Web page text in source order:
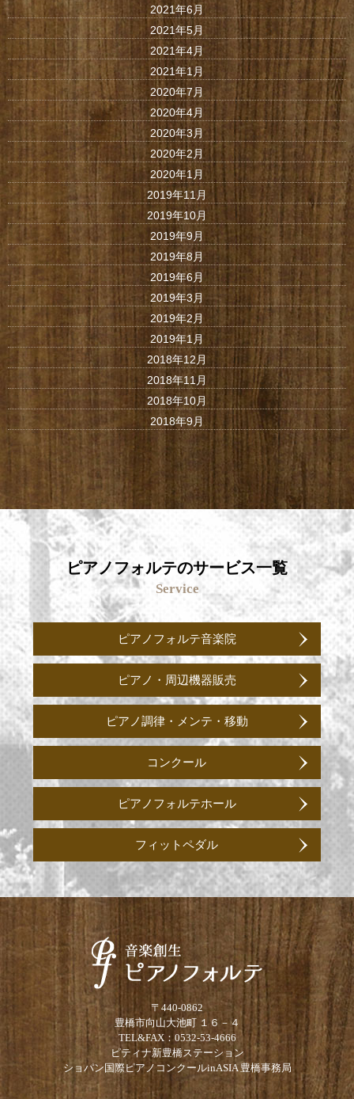
2021年6月
2021年5月
2021年4月
2021年1月
2020年7月
2020年4月
2020年3月
2020年2月
2020年1月
2019年11月
2019年10月
2019年9月
2019年8月
2019年6月
2019年3月
2019年2月
2019年1月
2018年12月
2018年11月
2018年10月
2018年9月
ピアノフォルテのサービス一覧
Service
ピアノフォルテ音楽院
ピアノ・周辺機器販売
ピアノ調律・メンテ・移動
コンクール
ピアノフォルテホール
フィットペダル
〒440-0862
豊橋市向山大池町 １６－４
TEL&FAX：0532-53-4666
ピティナ新豊橋ステーション
ショパン国際ピアノコンクールinASIA 豊橋事務局